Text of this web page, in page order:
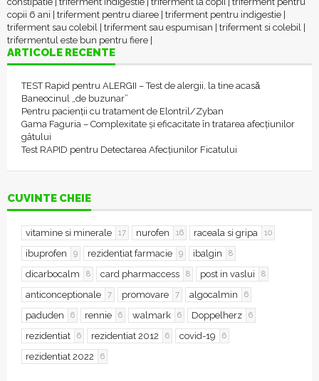
copii 6 ani
triferment pentru diaree triferment pentru indigestie
triferment sau colebil triferment sau espumisan triferment si colebil
trifermentul este bun pentru fiere
ARTICOLE RECENTE
TEST Rapid pentru ALERGII – Test de alergii, la tine acasǎ
Baneocinul „de buzunar”
Pentru pacienții cu tratament de Elontril/Zyban
Gama Faguria – Complexitate și eficacitate în tratarea afecțiunilor
gâtului
Test RAPID pentru Detectarea Afecțiunilor Ficatului
CUVINTE CHEIE
vitamine si minerale 17 nurofen 16 raceala si gripa 10
ibuprofen 9 rezidentiat farmacie 9 ibalgin 8
dicarbocalm 8 card pharmaccess 8 post in vaslui 8
anticonceptionale 7 promovare 7 algocalmin 6
paduden 6 rennie 6 walmark 6 Doppelherz 6
rezidentiat 6 rezidentiat 2012 6 covid-19 6
rezidentiat 2022 6